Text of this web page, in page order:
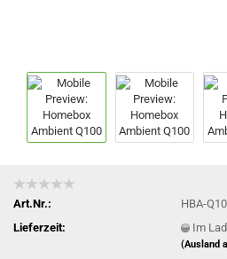
Art.Nr.:
HBA-
Lieferzeit:
Im
(Ausland